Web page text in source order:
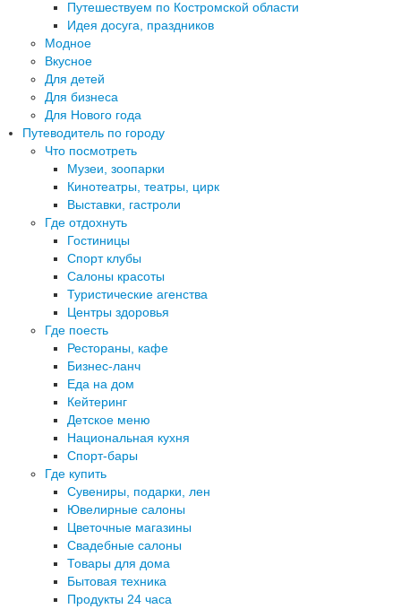
Путешествуем по Костромской области
Идея досуга, праздников
Модное
Вкусное
Для детей
Для бизнеса
Для Нового года
Путеводитель по городу
Что посмотреть
Музеи, зоопарки
Кинотеатры, театры, цирк
Выставки, гастроли
Где отдохнуть
Гостиницы
Спорт клубы
Салоны красоты
Туристические агенства
Центры здоровья
Где поесть
Рестораны, кафе
Бизнес-ланч
Еда на дом
Кейтеринг
Детское меню
Национальная кухня
Спорт-бары
Где купить
Сувениры, подарки, лен
Ювелирные салоны
Цветочные магазины
Свадебные салоны
Товары для дома
Бытовая техника
Продукты 24 часа